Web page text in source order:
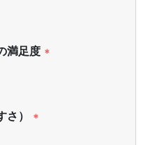
満足度 *
） *